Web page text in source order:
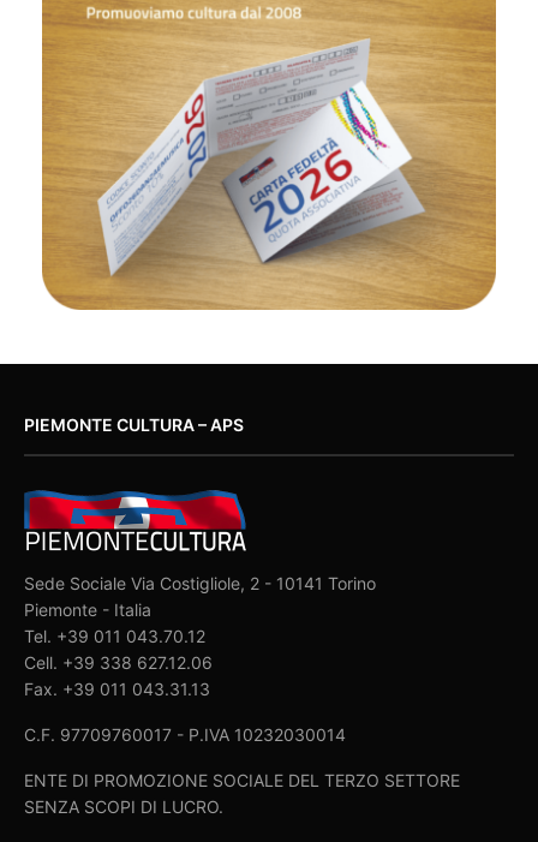
PIEMONTE CULTURA – APS
Sede Sociale Via Costigliole, 2 - 10141 Torino
Piemonte - Italia
Tel. +39 011 043.70.12
Cell. +39 338 627.12.06
Fax. +39 011 043.31.13
C.F. 97709760017 - P.IVA 10232030014
ENTE DI PROMOZIONE SOCIALE DEL TERZO SETTORE
SENZA SCOPI DI LUCRO.